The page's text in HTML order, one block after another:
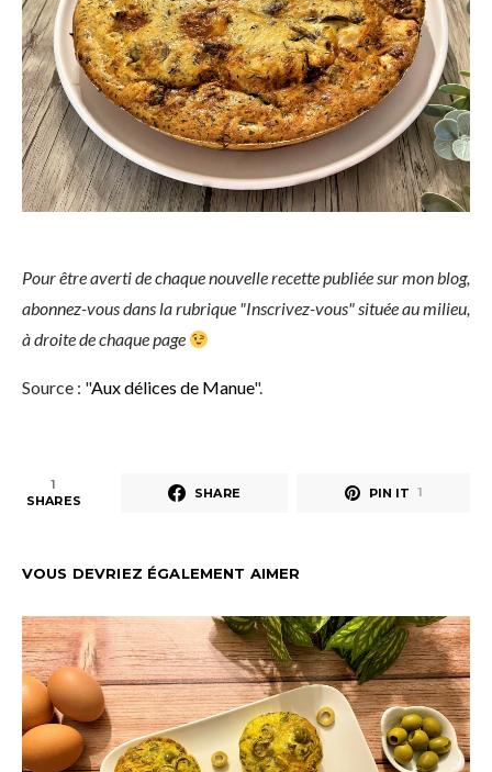
Pour être averti de chaque nouvelle recette publiée sur mon blog,
abonnez-vous dans la rubrique "Inscrivez-vous" située au milieu,
à droite de chaque page
Source : "Aux délices de Manue".
1
SHARES SHARE PIN IT 1
VOUS DEVRIEZ ÉGALEMENT AIMER